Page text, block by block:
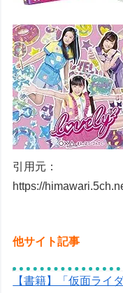
引用元：
https://
他サイト記事
【書籍】「仮面ライ